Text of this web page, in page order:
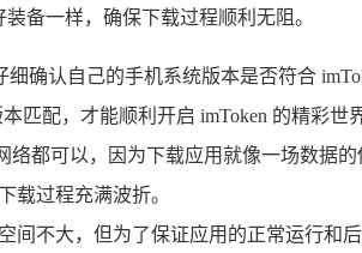
备一样，确保下载过程顺利无阻。
确认自己的手机系统版本是否符合
匹配，才能顺利开启 imToken 的精彩世界
都可以，因为下载应用就像一场数据
载过程充满波折。
间不大，但为了保证应用的正常运行和